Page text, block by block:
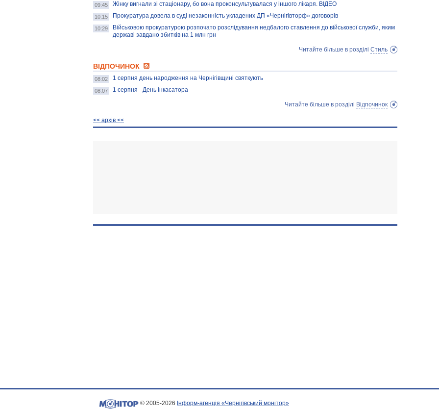
09:45 Жінку вигнали зі стаціонару, бо вона проконсультувалася у іншого лікаря. ВІДЕО
10:15 Прокуратура довела в суді незаконність укладених ДП «Чернігівторф» договорів
10:29
Військовою прокуратурою розпочато розслідування недбалого ставлення до військової служби, яким
державі завдано збитків на 1 млн грн
Читайте більше в розділі Стиль
ВІДПОЧИНОК
08:02 1 серпня день народження на Чернігівщині святкують
08:07 1 серпня - День інкасатора
Читайте більше в розділі Відпочинок
<< архiв <<
© 2005-2026 Інформ-агенція «Чернігівський монітор»